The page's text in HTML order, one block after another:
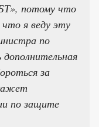
потому что
я веду эту
по
за
по защите